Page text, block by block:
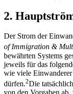
2.
Der Strom der
ofImmigration &
bewährten Systems
jeweils für das
wie viele
dürfen.2Die